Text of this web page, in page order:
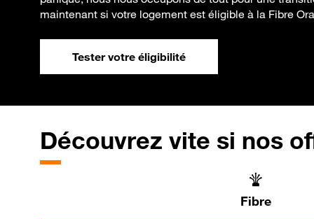
maintenant si votre logement est éligible à la Fibre
Tester votre éligibilité
Découvrez vite si nos
Fibre